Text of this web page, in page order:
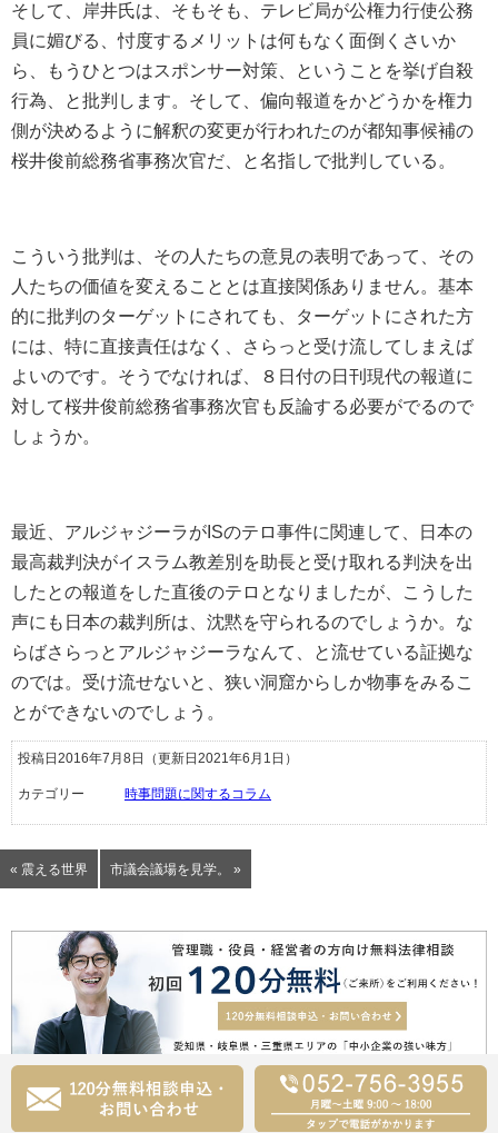
そして、岸井氏は、そもそも、テレビ局が公権力行使公務
員に媚びる、忖度するメリットは何もなく面倒くさいか
ら、もうひとつはスポンサー対策、ということを挙げ自殺
行為、と批判します。そして、偏向報道をかどうかを権力
側が決めるように解釈の変更が行われたのが都知事候補の
桜井俊前総務省事務次官だ、と名指しで批判している。
こういう批判は、その人たちの意見の表明であって、その
人たちの価値を変えることとは直接関係ありません。基本
的に批判のターゲットにされても、ターゲットにされた方
には、特に直接責任はなく、さらっと受け流してしまえば
よいのです。そうでなければ、８日付の日刊現代の報道に
対して桜井俊前総務省事務次官も反論する必要がでるので
しょうか。
最近、アルジャジーラがISのテロ事件に関連して、日本の
最高裁判決がイスラム教差別を助長と受け取れる判決を出
したとの報道をした直後のテロとなりましたが、こうした
声にも日本の裁判所は、沈黙を守られるのでしょうか。な
らばさらっとアルジャジーラなんて、と流せている証拠な
のでは。受け流せないと、狭い洞窟からしか物事をみるこ
とができないのでしょう。
投稿日2016年7月8日 （更新日2021年6月1日）
カテゴリー 時事問題に関するコラム
« 震える世界 市議会議場を見学。 »
Copyright © 名古屋駅ヒラソル法律事務所All Rights Reserved..